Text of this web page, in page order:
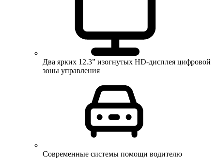
Два ярких 12.3” изогнутых HD-дисплея цифровой
зоны управления
Современные системы помощи водителю